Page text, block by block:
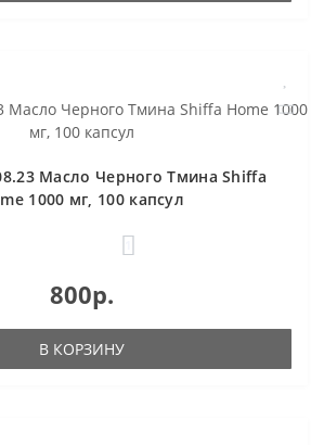
Масло Черного Тмина Shiffa
1000 мг, 100 капсул
800р.
В КОРЗИНУ